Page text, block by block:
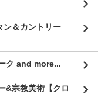
ン＆カントリー
ク and more...
&宗教美術【クロ